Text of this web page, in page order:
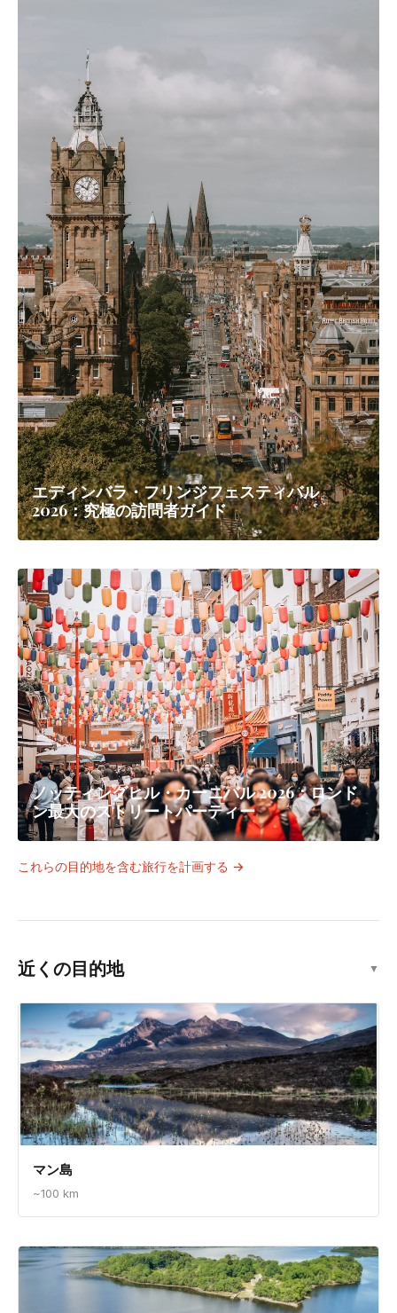
エディンバラ・フリンジフェスティバル
2026：究極の訪問者ガイド
ノッティングヒル・カーニバル 2026：ロンド
ン最大のストリートパーティー
これらの目的地を含む旅行を計画する →
近くの目的地 ▼
マン島
~100 km